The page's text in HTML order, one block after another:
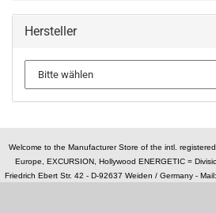
Hersteller
Welcome to the Manufacturer Store of the intl.
Europe, EXCURSION, Hollywood ENERGETIC =
Friedrich Ebert Str. 42 - D-92637 Weiden / Germany -